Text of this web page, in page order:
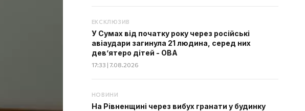
ЕКСКЛЮЗИВ
У Сумах від початку року через російські
авіаудари загинула 21 людина, серед них
дев’ятеро дітей - ОВА
17:33 | 7.08.2026
НОВИНИ
На Рівненщині через вибух гранати у будинку